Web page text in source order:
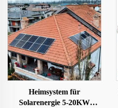
Heimsystem für
Solarenergie 5-20KW